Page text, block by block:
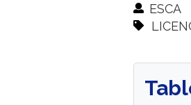
ESCA